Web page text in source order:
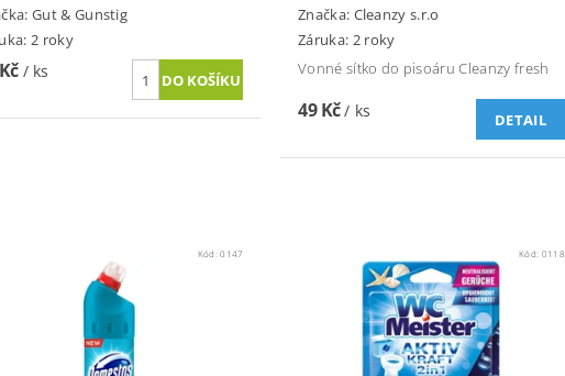
Gut & Gunstig
2 roky
/ ks
Značka: Cleanzy s.r.o
Záruka: 2 roky
Vonné sítko do pisoáru Cleanzy fresh
49 Kč/ ks DETAIL
Kód:0147 Kód: 0118